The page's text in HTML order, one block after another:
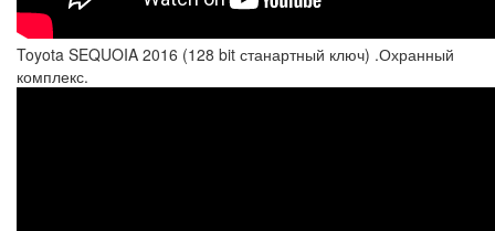
Toyota SEQUOIA 2016 (128 bit станартный ключ) .Охранный
комплекс.